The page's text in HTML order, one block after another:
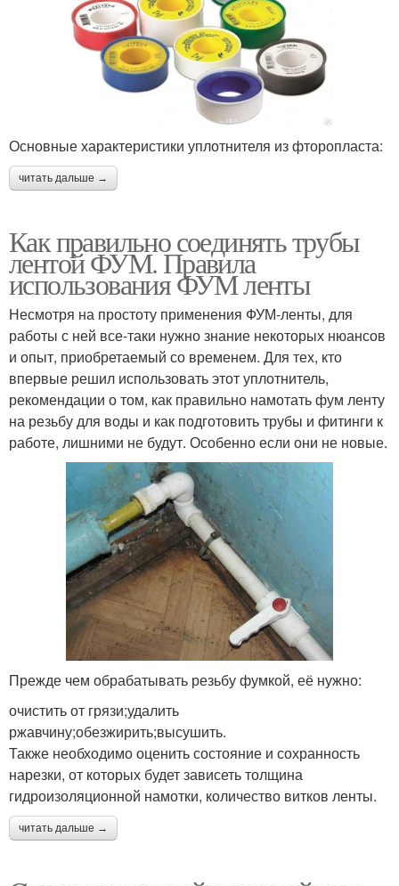
Основные характеристики уплотнителя из фторопласта:
читать дальше →
Как правильно соединять трубы
лентой ФУМ. Правила
использования ФУМ ленты
Несмотря на простоту применения ФУМ-ленты, для
работы с ней все-таки нужно знание некоторых нюансов
и опыт, приобретаемый со временем. Для тех, кто
впервые решил использовать этот уплотнитель,
рекомендации о том, как правильно намотать фум ленту
на резьбу для воды и как подготовить трубы и фитинги к
работе, лишними не будут. Особенно если они не новые.
Прежде чем обрабатывать резьбу фумкой, её нужно:
очистить от грязи;удалить
ржавчину;обезжирить;высушить.
Также необходимо оценить состояние и сохранность
нарезки, от которых будет зависеть толщина
гидроизоляционной намотки, количество витков ленты.
читать дальше →